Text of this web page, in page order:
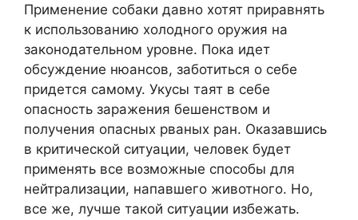
Применение собаки давно хотят приравнять
к использованию холодного оружия на
законодательном уровне. Пока идет
обсуждение нюансов, заботиться о себе
придется самому. Укусы таят в себе
опасность заражения бешенством и
получения опасных рваных ран. Оказавшись
в критической ситуации, человек будет
применять все возможные способы для
нейтрализации, напавшего животного. Но,
все же, лучше такой ситуации избежать.